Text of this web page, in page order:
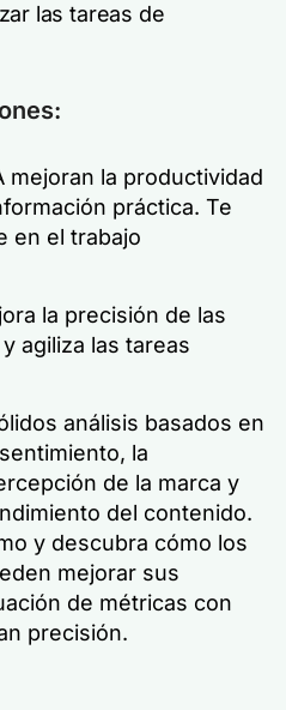
las tareas de
mejoran la productividad
práctica. Te
en el trabajo
la precisión de las
agiliza las tareas
análisis basados en
la
de la marca y
del contenido.
y descubra cómo los
mejorar sus
de métricas con
precisión.